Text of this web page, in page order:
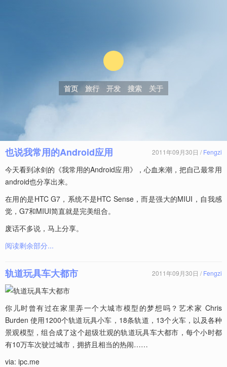
首页 旅行 开发 搜索 关于
也说我常用的Android应用 2011年09月30日 / Fengzi
今天看到冰剑的《我常用的Android应用》，心血来潮，把自己最常用
android也分享出来。
在用的是HTC G7，系统不是HTC Sense，而是强大的MIUI，自我感
觉，G7和MIUI简直就是完美组合。
废话不多说，马上分享。
阅读剩余部分...
轨道玩具车大都市 2011年09月30日 / Fengzi
你儿时曾有过在家里弄一个大城市模型的梦想吗？艺术家 Chris
Burden 使用1200个轨道玩具小车，18条轨道，13个火车，以及各种
景观模型，组合成了这个超级壮观的轨道玩具车大都市，每个小时都
有10万车次驶过城市，拥挤且相当的热闹……
via: ipc.me